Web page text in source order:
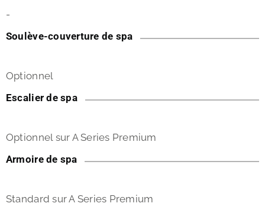
-
Soulève-couverture de spa
Optionnel
Escalier de spa
Optionnel sur A Series Premium
Armoire de spa
Standard sur A Series Premium